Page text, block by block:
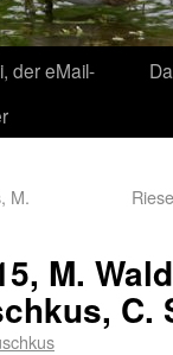
der eMail-
M.
M.
C.